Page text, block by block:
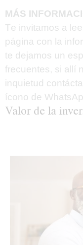
MÁS
Te invitamos a
página con la
te dejamos un
frecuentes, si allí
inquietud
ícono de
Valor de la